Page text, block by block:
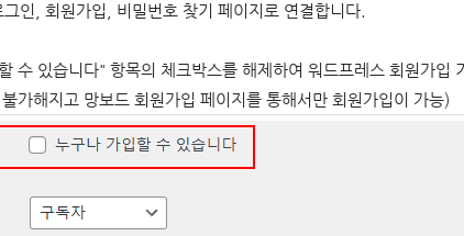
, 회원가입, 비밀번호 찾기 페이지로 연결합니다.
수 있습니다" 항목의 체크박스를 해제하여 워드프레스 회원가입
가해지고 망보드 회원가입 페이지를 통해서만 회원가입이 가능)